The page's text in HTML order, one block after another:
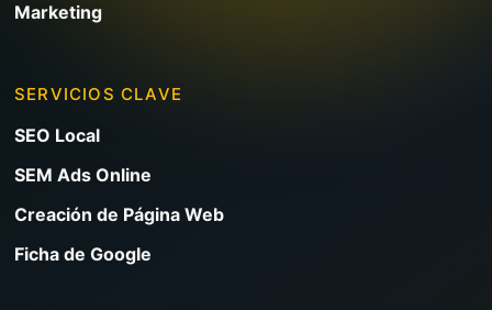
Marketing
SERVICIOS CLAVE
SEO Local
SEM Ads Online
Creación de Página Web
Ficha de Google